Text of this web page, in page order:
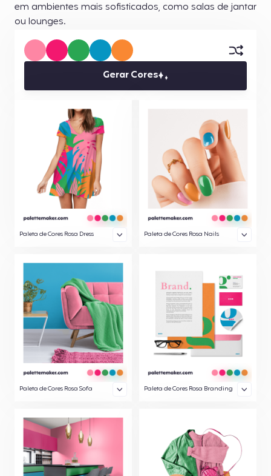
em ambientes mais sofisticados, como salas de jantar
ou lounges.
Gerar Cores
Paleta de Cores Rosa Dress Paleta de Cores Rosa Nails
Paleta de Cores Rosa Sofa Paleta de Cores Rosa Branding